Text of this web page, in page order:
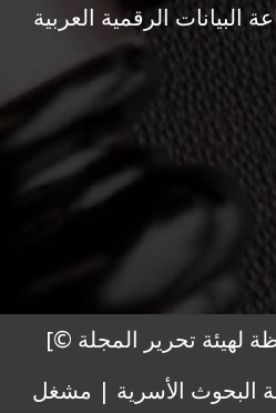
البيانات الرقمية العربية
لهيئة تحرير المجلة ©]
البحوث الأسرية | مشغل